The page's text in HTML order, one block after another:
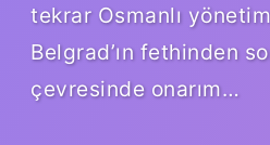
tekrar Osmanlı
Belgrad’ın fethinden
çevresinde onarım…